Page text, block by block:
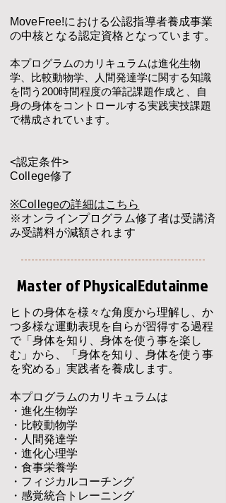
MoveFree!における公認指導者養成事業
の中核となる認定資格となっています。
本プログラムのカリキュラムは進化生物
学、比較動物学、人間発達学に関する知識
を問う200時間程度の筆記課題作成と、自
身の身体をコントロールする実践実技課題
で構成されています。
<認定条件>
College修了
※Collegeの詳細はこちら
​※オンラインプログラム修了者は受講済
み受講料が減額されます
Master of PhysicalEdutainme
ヒトの身体を様々な角度から理解し、か
つ多様な運動表現を自らが習得する過程
で「身体を知り、身体を使う事を楽し
む」から、「身体を知り、身体を使う事
を究める」実践者を養成します。
本プログラムのカリキュラムは
・進化生物学
・比較動物学
・人間発達学
・進化心理学
・食事栄養学
・フィジカルコーチング
・感覚統合トレーニング